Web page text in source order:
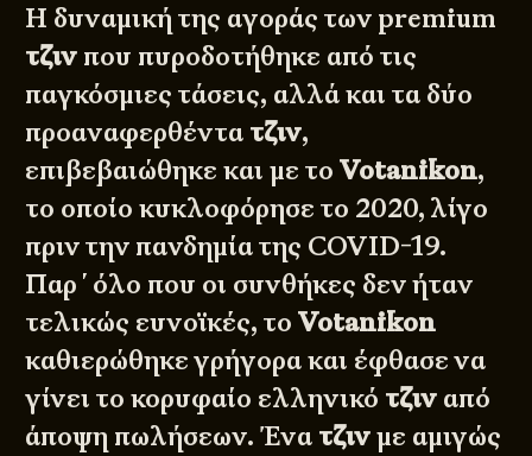
Η δυναμική της αγοράς των premium
τζιν που πυροδοτήθηκε από τις
παγκόσμιες τάσεις, αλλά και τα δύο
προαναφερθέντα τζιν,
επιβεβαιώθηκε και με τοVotanikon,
το οποίο κυκλοφόρησε το 2020, λίγο
πριν την πανδημία της COVID-19.
Παρ΄όλο που οι συνθήκες δεν ήταν
τελικώς ευνοϊκές, τοVotanikon
καθιερώθηκε γρήγορα και έφθασε να
γίνει το κορυφαίο ελληνικό τζιν από
άποψη πωλήσεων. Ένα τζινμε αμιγώς